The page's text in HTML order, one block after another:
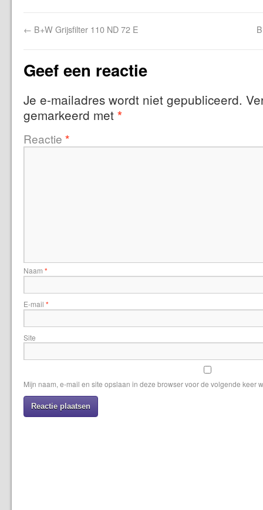
← B+W Grijsfilter 110 ND 72 E
Geef een reactie
Je e-mailadres wordt niet gepubliceerd.
gemarkeerd met *
Reactie *
Naam *
E-mail *
Site
Mijn naam, e-mail en site opslaan in deze browser voor de volgende keer